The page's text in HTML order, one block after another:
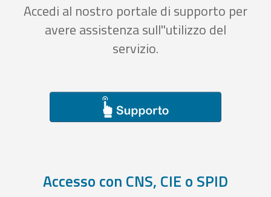
Accedi al nostro portale di supporto per
avere assistenza sull''utilizzo del
servizio.
Accesso con CNS, CIE o SPID